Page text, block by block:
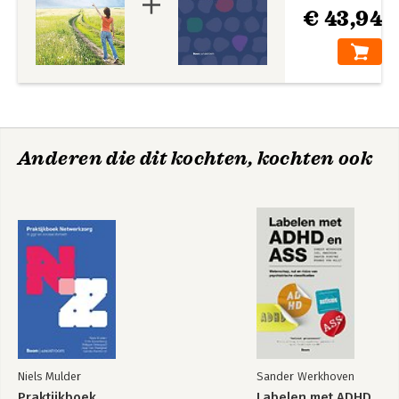
best practices op het gebied van rehabilitatie,
maatschappelijke participatie en herstel van mensen met
psychotische of andere ernstige psychische stoornissen.
€ 43,94
Anderen die dit kochten, kochten ook
Niels Mulder Sander Werkhoven